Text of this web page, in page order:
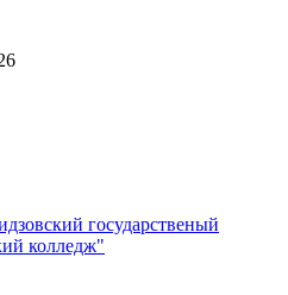
государственый
колледж"